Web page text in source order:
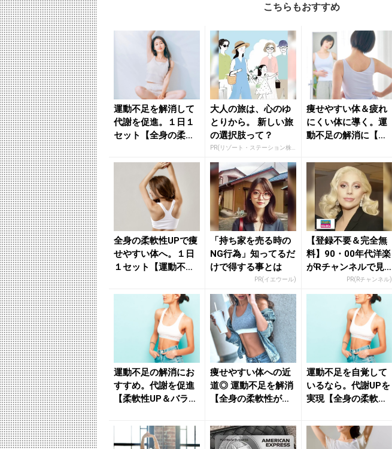
こちらもおすすめ
運動不足を解消して
代謝を促進。１日１
セット【全身の柔軟
える】...
大人の旅は、心のゆ
とりから。 新しい旅
の選択肢って？
痩せやすい体＆疲れ
にくい体に導く。運
動不足の解消に【全
る】簡単習...
全身の柔軟性UPで痩
せやすい体へ。１日
１セット【運動不足
慣 -...
「持ち家を売る時の
NG行為」知ってるだ
けで得する事とは
PR(イエウール)
【登録不要＆完全無
料】90・00年代洋楽
がRチャンネルで見
PR(Rチャンネル)
運動不足の解消にお
すすめ。代謝を促進
【柔軟性UP＆バラン
単習慣...
痩せやすい体への近
道◎ 運動不足を解消
【全身の柔軟性が高
れ...
運動不足を自覚して
いるなら。代謝UPを
実現【全身の柔軟性
- ...